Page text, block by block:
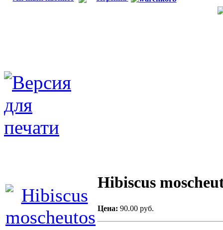
Hibiscus
Цена: 90.00 руб.